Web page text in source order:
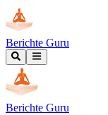
Berichte Guru
Berichte Guru